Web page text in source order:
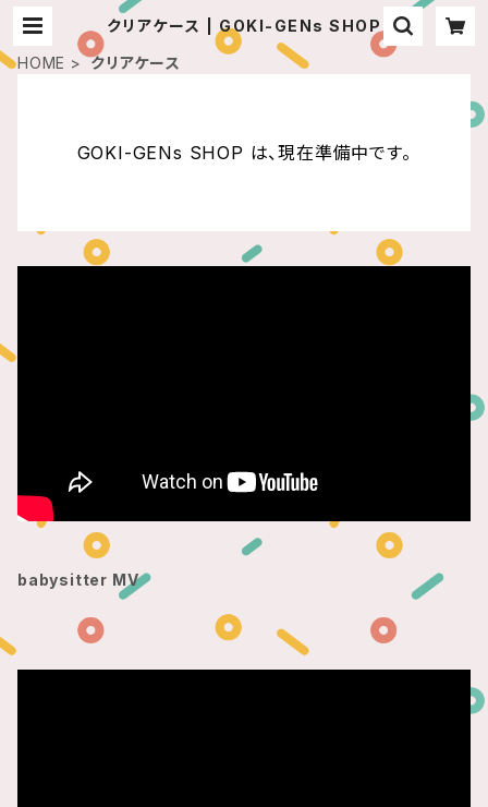
クリアケース | GOKI-GENs SHOP
HOME
クリアケース
GOKI-GENs SHOP は、現在準備中です。
babysitter MV